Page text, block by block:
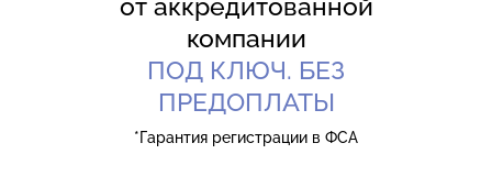
от аккредитованной
компании
ПОД КЛЮЧ. БЕЗ
ПРЕДОПЛАТЫ
*Гарантия регистрации в ФСА